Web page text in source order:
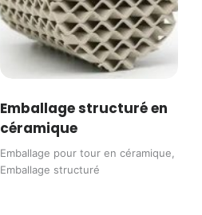
Emballage structuré en
céramique
Emballage pour tour en céramique
Emballage structuré